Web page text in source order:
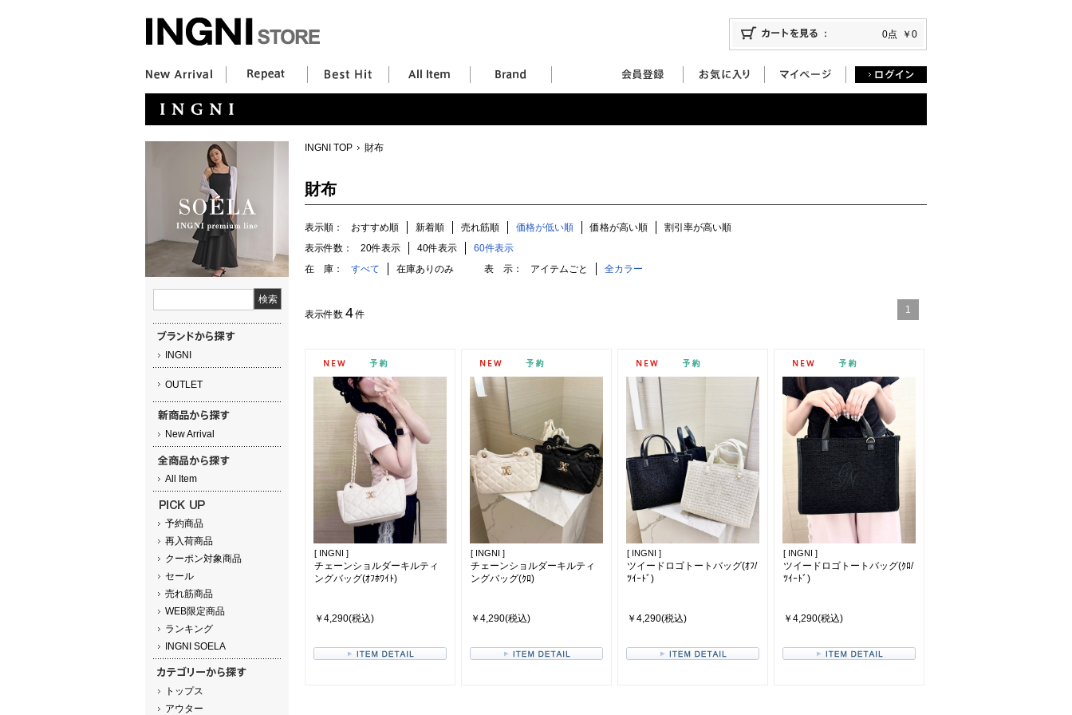
0点 ￥0
INGNI
OUTLET
New Arrival
All Item
予約商品
再入荷商品
クーポン対象商品
セール
売れ筋商品
WEB限定商品
ランキング
INGNI SOELA
トップス
アウター
INGNI TOP 財布
財布
表示順： おすすめ順 新着順 売れ筋順 価格が低い順 価格が高い順
割引率が高い順
表示件数：
20件表示 40件表示
60件表示
在 庫：
すべて 在庫ありのみ 表 示： アイテムごと 全カラー
表示件数 4 件 1
[ INGNI ]
チェーンショルダーキルティ
ングバッグ(ｵﾌﾎﾜｲﾄ)
￥4,290(税込)
[ INGNI ]
チェーンショルダーキルティ
ングバッグ(ｸﾛ)
￥4,290(税込)
[ INGNI ]
ツイードロゴトートバッグ(ｵﾌ/
ﾂｲｰﾄﾞ)
￥4,290(税込)
[ INGNI ]
ツイードロゴトートバッグ(ｸﾛ/
ﾂｲｰﾄﾞ)
￥4,290(税込)